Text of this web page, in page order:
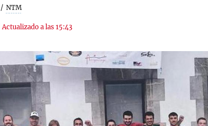
NTM
|Actualizado a las 15:43